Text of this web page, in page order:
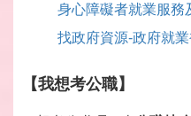
身心障礙者就業服務
找政府資源-政府就
【我想考公職】